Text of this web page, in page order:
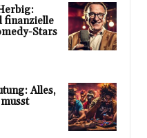
finanzielle
Stars
Alles,